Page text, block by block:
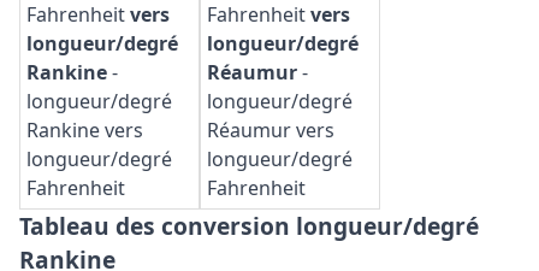
Fahrenheitvers
longueur/degré
Rankine-
longueur/degré
Rankine vers
longueur/degré
Fahrenheit
Fahrenheitvers
longueur/degré
Réaumur-
longueur/degré
Réaumur vers
longueur/degré
Fahrenheit
Tableau des conversion longueur/degré
Rankine